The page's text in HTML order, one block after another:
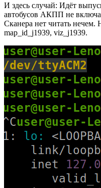
И здесь случай: Идёт
автобусов АКПП не
Сканера нет читать
map_id_j1939, viz_j1939.